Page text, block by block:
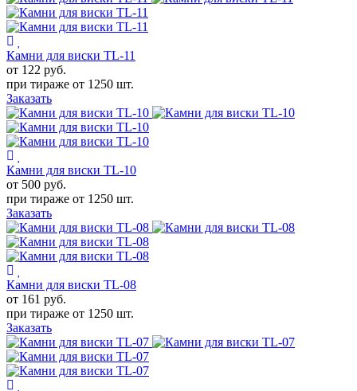
Камни для виски TL-11
от 122 руб.
при тираже от 1250 шт.
Заказать
Камни для виски TL-10
от 500 руб.
при тираже от 1250 шт.
Заказать
Камни для виски TL-08
от 161 руб.
при тираже от 1250 шт.
Заказать